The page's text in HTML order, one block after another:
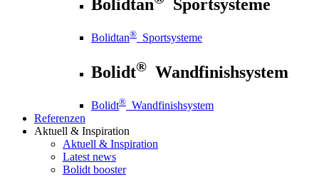
Bolidtan Sportsysteme
Bolidtan® Sportsysteme
Bolidt® Wandfinishsystem
Bolidt® Wandfinishsystem
Referenzen
Aktuell & Inspiration
Aktuell & Inspiration
Latest news
Bolidt booster